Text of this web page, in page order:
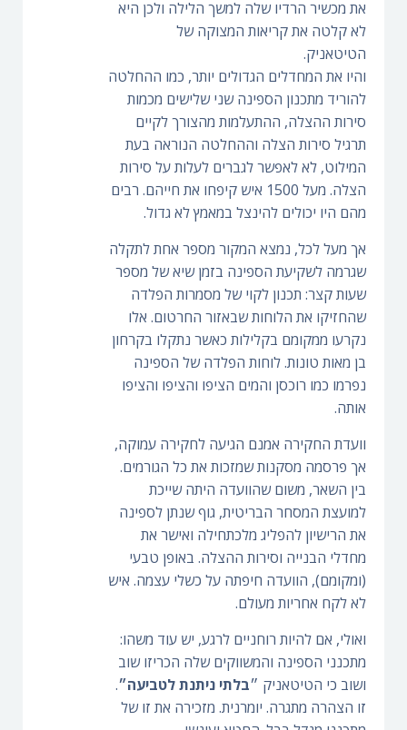
את מכשיר הרדיו שלה למשך הלילה ולכן היא
לא קלטה את קריאות המצוקה של
הטיטאניק.
והיו את המחדלים הגדולים יותר, כמו ההחלטה
להוריד מתכנון הספינה שני שלישים מכמות
סירות ההצלה, ההתעלמות מהצורך לקיים
תרגיל סירות הצלה וההחלטה הנוראה בעת
המילוט, לא לאפשר לגברים לעלות על סירות
הצלה. מעל 1500 איש קיפחו את חייהם. רבים
מהם היו יכולים להינצל במאמץ לא גדול.
אך מעל לכל, נמצא המקור מספר אחת לתקלה
שגרמה לשקיעת הספינה בזמן שיא של מספר
שעות קצר: תכנון לקוי של מסמרות הפלדה
שהחזיקו את הלוחות שבאזור החרטום. אלו
נקרעו ממקומם בקלילות כאשר נתקלו בקרחון
בן מאות טונות. לוחות הפלדה של הספינה
נפרמו כמו רוכסן והמים הציפו והציפו והציפו
אותה.
וועדת החקירה אמנם הגיעה לחקירה עמוקה,
אך פרסמה מסקנות שמזכות את כל הגורמים.
בין השאר, משום שהוועדה היתה שייכת
למועצת המסחר הבריטית, גוף שנתן לספינה
את הרישיון להפליג מלכתחילה ואישר את
מחדלי הבנייה וסירות ההצלה. באופן טבעי
(ומקומם), הוועדה חיפתה על כשלי עצמה. איש
לא לקח אחריות מעולם.
ואולי, אם להיות רוחניים לרגע, יש עוד משהו:
מתכנני הספינה והמשווקים שלה הכריזו שוב
ושוב כי הטיטאניק ״בלתי ניתנת לטביעה״.
זו הצהרה מתגרה. יומרנית. מזכירה את זו של